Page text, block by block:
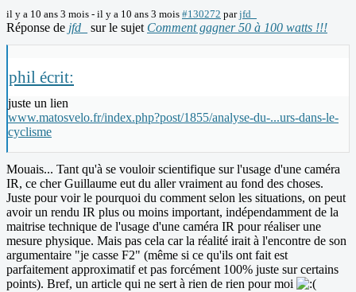
il y a 10 ans 3 mois - il y a 10 ans 3 mois #130272 parjfd_
Réponse de jfd_ sur le sujet Comment gagner 50 à 100 watts !!!
phil écrit:
juste un lien
www.matosvelo.fr/index.php?post/1855/analyse-du-...urs-dans-le-
cyclisme
Mouais... Tant qu'à se vouloir scientifique sur l'usage d'une caméra
IR, ce cher Guillaume eut du aller vraiment au fond des choses.
Juste pour voir le pourquoi du comment selon les situations, on peut
avoir un rendu IR plus ou moins important, indépendamment de la
maitrise technique de l'usage d'une caméra IR pour réaliser une
mesure physique. Mais pas cela car la réalité irait à l'encontre de son
argumentaire "je casse F2" (même si ce qu'ils ont fait est
parfaitement approximatif et pas forcément 100% juste sur certains
points). Bref, un article qui ne sert à rien de rien pour moi